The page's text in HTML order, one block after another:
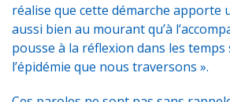
réalise que cette démarche apporte
aussi bien au mourant qu’à
pousse à la réflexion dans les temps
l’épidémie que nous traversons ».